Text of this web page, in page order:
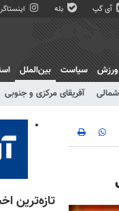
آی گپ بله
ورزش سیاست
بین‌الملل
آفریقای مرکزی و جنوبی
تازه‌ترین